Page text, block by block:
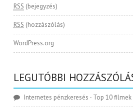
RSS (bejegyzés)
RSS (hozzászólás)
WordPress.org
LEGUTÓBBI
Internetes pénzkeresés - Top 10 filmek